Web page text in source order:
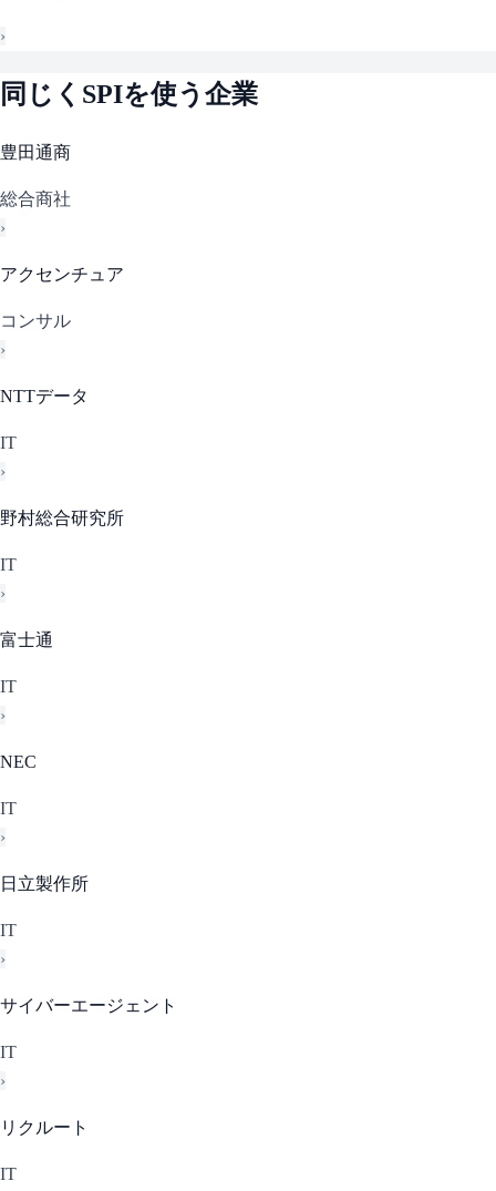
›
同じく SPIを使う企業
豊田通商
総合商社
›
アクセンチュア
コンサル
›
NTTデータ
IT
›
野村総合研究所
IT
›
富士通
IT
›
NEC
IT
›
日立製作所
IT
›
サイバーエージェント
IT
›
リクルート
IT